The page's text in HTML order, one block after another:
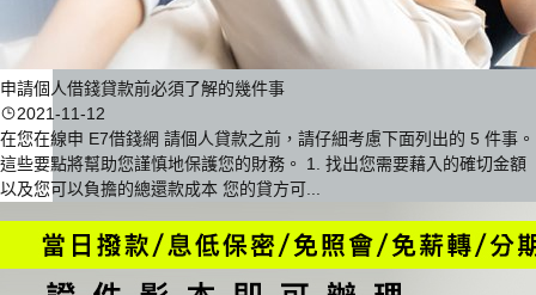
申請個人借錢貸款前必須了解的幾件事
2021-11-12
在您在線申 E7借錢網 請個人貸款之前，請仔細考慮下面列出的 5 件事。
這些要點將幫助您謹慎地保護您的財務。 1. 找出您需要藉入的確切金額
以及您可以負擔的總還款成本 您的貸方可...